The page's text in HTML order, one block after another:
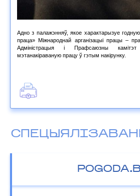
Адно з палажэнняў, якое характарызуе
праца» Міжнароднай арганізацыі працы –
Адміністрацыя і Прафсаюзны камітэт
мэтанакіраваную працу ў гэтым накірунку.